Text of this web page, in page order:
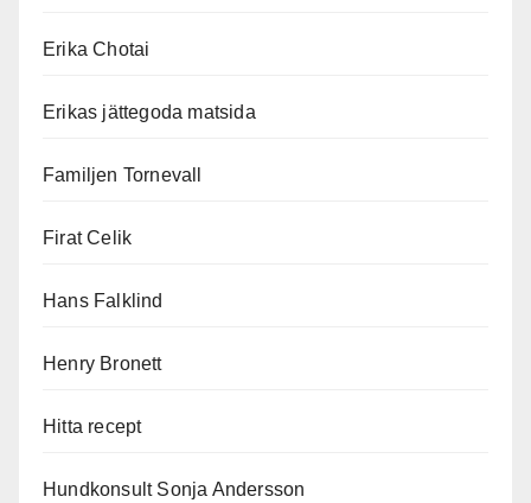
Erika Chotai
Erikas jättegoda matsida
Familjen Tornevall
Firat Celik
Hans Falklind
Henry Bronett
Hitta recept
Hundkonsult Sonja Andersson